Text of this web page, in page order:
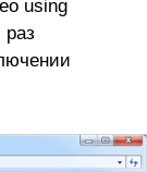
using